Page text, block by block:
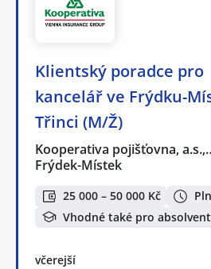
Klientský poradce pro
kancelář ve Frýdku-
Třinci (M/Ž)
Kooperativa pojišťovna,
Frýdek-Místek
25 000 – 50 000 Kč
Vhodné také pro
včerejší